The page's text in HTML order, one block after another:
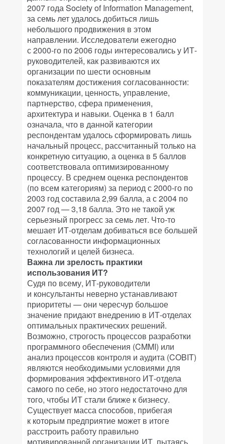
2007 года Society of Information Management,
за семь лет удалось добиться лишь
небольшого продвижения в этом
направлении. Исследователи ежегодно
с 2000-го по 2006 годы интересовались у ИТ-
руководителей, как развиваются их
организации по шести основным
показателям достижения согласованности:
коммуникации, ценность, управление,
партнерство, сфера применения,
архитектура и навыки. Оценка в 1 балл
означала, что в данной категории
респондентам удалось сформировать лишь
начальный процесс, рассчитанный только на
конкретную ситуацию, а оценка в 5 баллов
соответствовала оптимизированному
процессу. В среднем оценка респондентов
(по всем категориям) за период с 2000-го по
2003 год составила 2,99 балла, а с 2004 по
2007 год — 3,18 балла. Это не такой уж
серьезный прогресс за семь лет. Что-то
мешает ИТ-отделам добиваться все большей
согласованности информационных
технологий и целей бизнеса.
Важна ли зрелость практики
использования ИТ?
Судя по всему, ИТ-руководители
и консультанты неверно устанавливают
приоритеты — они чересчур большое
значение придают внедрению в ИТ-отделах
оптимальных практических решений.
Возможно, строгость процессов разработки
программного обеспечения (CMMI) или
анализ процессов контроля и аудита (COBIT)
являются необходимыми условиями для
формирования эффективного ИТ-отдела
самого по себе, но этого недостаточно для
того, чтобы ИТ стали ближе к бизнесу.
Существует масса способов, прибегая
к которым предприятие может в итоге
расстроить работу правильно